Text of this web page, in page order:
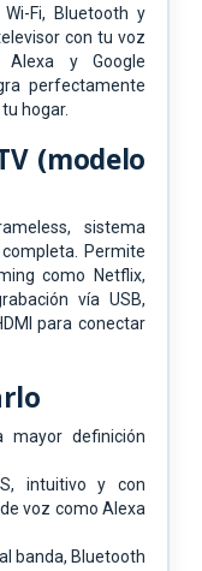
Fi, Bluetooth y
con tu voz
y Google
perfectamente
hogar.
(modelo
sistema
Permite
como Netflix,
vía USB,
para conectar
mayor definición
intuitivo y con
voz como Alexa
banda, Bluetooth